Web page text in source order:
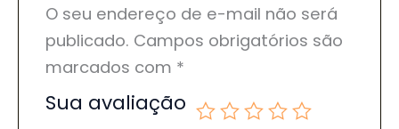
O seu endereço de e-mail não será
publicado. Campos obrigatórios são
marcados com *
Sua avaliação